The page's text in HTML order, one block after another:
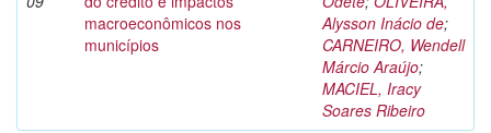
macroeconômicos nos
municípios
Alysson Inácio de;
CARNEIRO, Wendell
Márcio Araújo;
MACIEL, Iracy
Soares Ribeiro